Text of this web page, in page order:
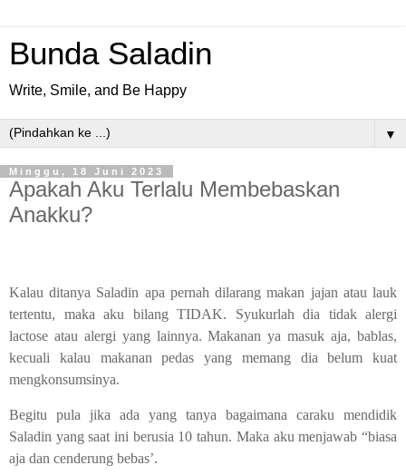
Bunda Saladin
Write, Smile, and Be Happy
▼
Minggu, 18 Juni 2023
Apakah Aku Terlalu Membebaskan
Anakku?
Kalau ditanya Saladin apa pernah dilarang makan jajan atau lauk
tertentu, maka aku bilang TIDAK. Syukurlah dia tidak alergi
lactose atau alergi yang lainnya. Makanan ya masuk aja, bablas,
kecuali kalau makanan pedas yang memang dia belum kuat
mengkonsumsinya.
Begitu pula jika ada yang tanya bagaimana caraku mendidik
Saladin yang saat ini berusia 10 tahun. Maka aku menjawab “biasa
aja dan cenderung bebas’.